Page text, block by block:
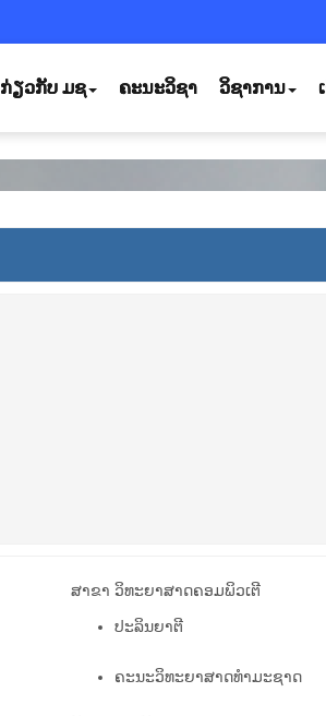
ກ່ຽວກັບ ມຊ ຄະນະວິຊາ ວິຊາການ
ສາ­ຂາ ວິ­ທະ­ຍາ­ສາດ​ຄອມ​ພິວ​ເຕີ
ປະລິນຍາຕີ
ຄະນະວິທະຍາສາດທຳມະຊາດ